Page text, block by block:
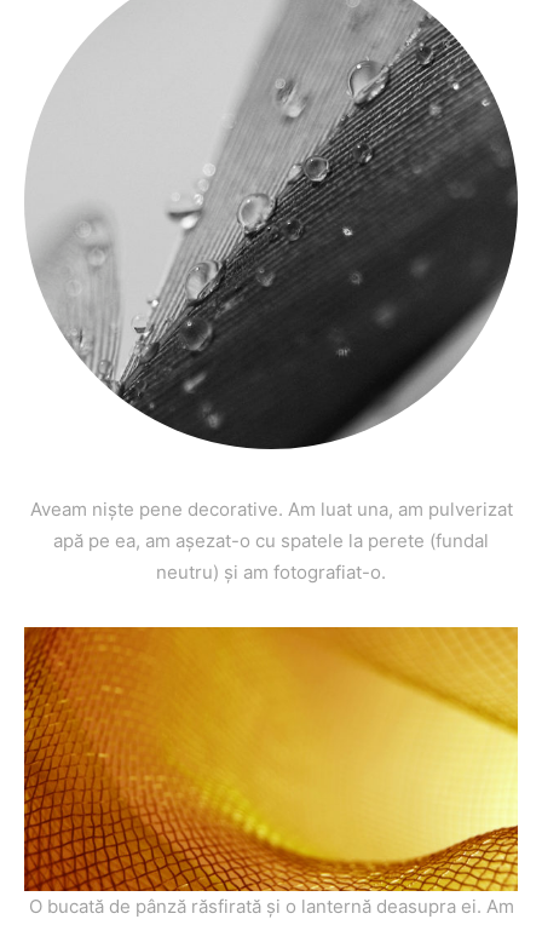
Aveam niște pene decorative. Am luat una, am pulverizat
apă pe ea, am așezat-o cu spatele la perete (fundal
neutru) și am fotografiat-o.
O bucată de pânză răsfirată și o lanternă deasupra ei. Am